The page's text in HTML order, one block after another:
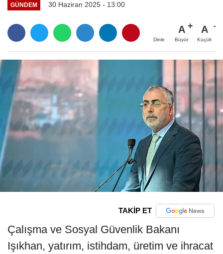
GÜNDEM 30 Haziran 2025 - 13:00
Dinle
A
Büyüt
A
Küçült
TAKİP ET
Çalışma ve Sosyal Güvenlik Bakanı
Işıkhan, yatırım, istihdam, üretim ve ihracat